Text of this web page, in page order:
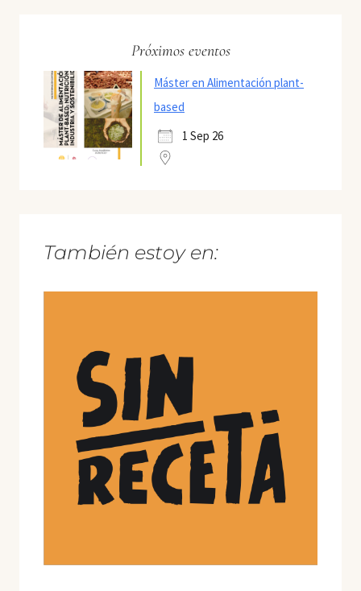
Próximos eventos
Máster en Alimentación plant-
based
1 Sep 26
También estoy en: